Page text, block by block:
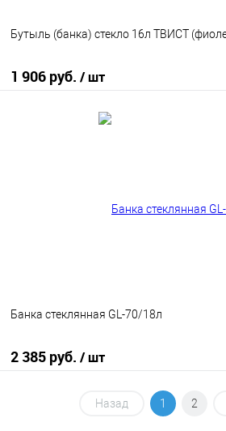
Бутыль (банка) стекло 16л ТВИСТ
1 906 руб. / шт
Банка стеклянная GL-70/18л
2 385 руб. / шт
В корзину
Назад 1 2